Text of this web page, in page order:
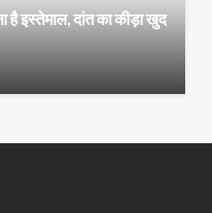
है इस्तेमाल, दांत का कीड़ा खुद